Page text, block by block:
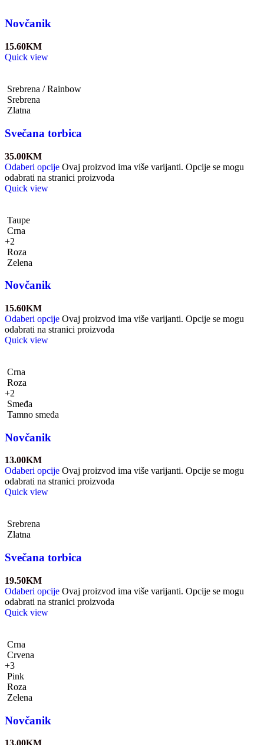
Novčanik
15.60KM
Quick view
Srebrena / Rainbow
Srebrena
Zlatna
Svečana torbica
35.00KM
Odaberi opcije Ovaj proizvod ima više varijanti. Opcije se mogu
odabrati na stranici proizvoda
Quick view
Taupe
Crna
+2
Roza
Zelena
Novčanik
15.60KM
Odaberi opcije Ovaj proizvod ima više varijanti. Opcije se mogu
odabrati na stranici proizvoda
Quick view
Crna
Roza
+2
Smeđa
Tamno smeđa
Novčanik
13.00KM
Odaberi opcije Ovaj proizvod ima više varijanti. Opcije se mogu
odabrati na stranici proizvoda
Quick view
Srebrena
Zlatna
Svečana torbica
19.50KM
Odaberi opcije Ovaj proizvod ima više varijanti. Opcije se mogu
odabrati na stranici proizvoda
Quick view
Crna
Crvena
+3
Pink
Roza
Zelena
Novčanik